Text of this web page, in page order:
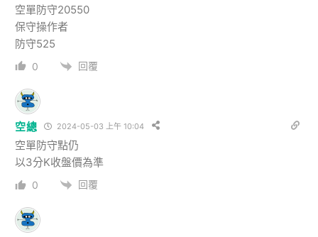
空單防守20550
保守操作者
防守525
0 回覆
空總 2024-05-03 上午 10:04
空單防守點仍
以3分K收盤價為準
0 回覆